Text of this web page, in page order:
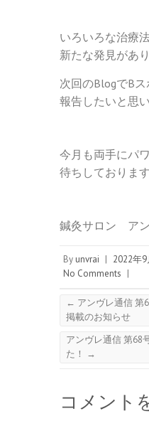
いろいろな治療
新たな発見があ
次回のBlogでB
報告したいと思
今月も両手にパ
待ちしております
鍼灸サロン ア
By unvrai 2022年9
No Comments
← アンヴレ通信 第
掲載のお知らせ
アンヴレ通信 第68
た！
→
コメント